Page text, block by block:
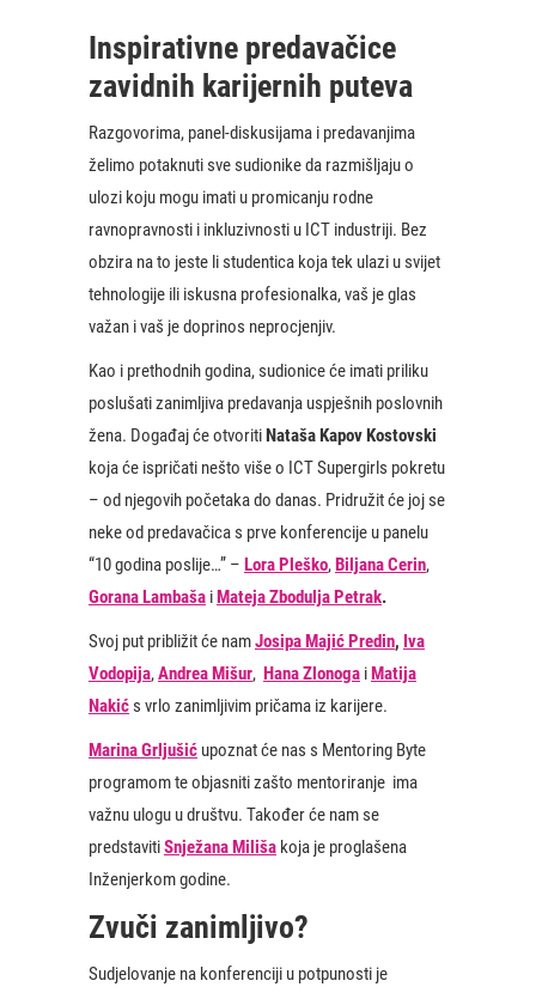
Inspirativne predavačice
zavidnih karijernih puteva
Razgovorima, panel-diskusijama i predavanjima
želimo potaknuti sve sudionike da razmišljaju o
ulozi koju mogu imati u promicanju rodne
ravnopravnosti i inkluzivnosti u ICT industriji. Bez
obzira na to jeste li studentica koja tek ulazi u svijet
tehnologije ili iskusna profesionalka, vaš je glas
važan i vaš je doprinos neprocjenjiv.
Kao i prethodnih godina, sudionice će imati priliku
poslušati zanimljiva predavanja uspješnih poslovnih
žena. Događaj će otvoritiNataša Kapov Kostovski
koja će ispričati nešto više o ICT Supergirls pokretu
– od njegovih početaka do danas. Pridružit će joj se
neke od predavačica s prve konferencije u panelu
“10 godina poslije…” – Lora Pleško,Biljana Cerin,
Gorana Lambaša iMateja Zbodulja Petrak.
Svoj put približit će namJosipa Majić Predin, Iva
Vodopija,Andrea Mišur, ​Hana Zlonoga iMatija
Nakić s vrlo zanimljivim pričama iz karijere.
Marina Grljušić upoznat će nas s Mentoring Byte
programom te objasniti zašto mentoriranje ima
važnu ulogu u društvu. Također će nam se
predstavitiSnježana Miliša koja je proglašena
Inženjerkom godine.
Zvuči zanimljivo?
Sudjelovanje na konferenciji u potpunosti je